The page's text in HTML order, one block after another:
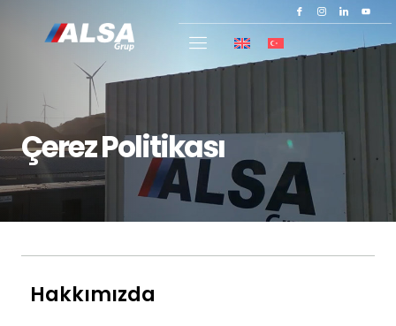
Çerez Politikası
Hakkımızda